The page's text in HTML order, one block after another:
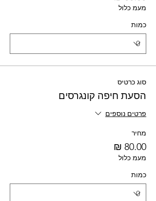
מעמ כלול
כמות
סוג כרטיס
הסעת חיפה קונגרסים
פרטים נוספים
מחיר
מעמ כלול
כמות